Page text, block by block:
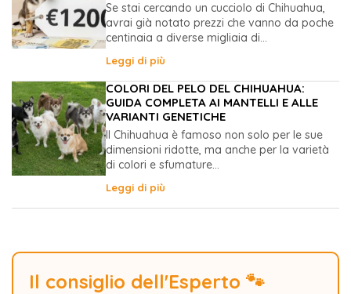
Se stai cercando un cucciolo di Chihuahua,
avrai già notato prezzi che vanno da poche
centinaia a diverse migliaia di...
Leggi di più
COLORI DEL PELO DEL CHIHUAHUA:
GUIDA COMPLETA AI MANTELLI E ALLE
VARIANTI GENETICHE
Il Chihuahua è famoso non solo per le sue
dimensioni ridotte, ma anche per la varietà
di colori e sfumature...
Leggi di più
Il consiglio dell'Esperto 🐾